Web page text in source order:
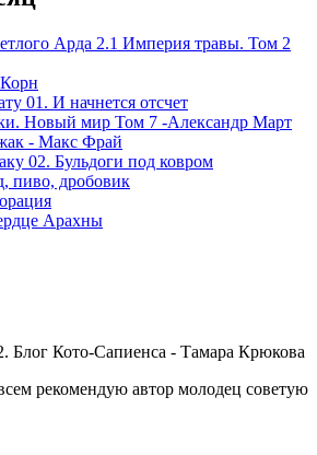
Арда 2.1 Империя травы. Том 2
01. И начнется отсчет
Новый мир Том 7 -Александр Март
- Макс Фрай
02. Бульдоги под ковром
пиво, дробовик
Арахны
Блог Кото-Сапиенса - Тамара Крюкова
рекомендую автор молодец советую